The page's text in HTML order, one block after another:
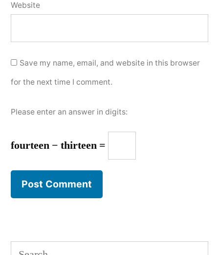
Website
Save my name, email, and website in this browser
for the next time I comment.
Please enter an answer in digits:
fourteen − thirteen =
Search